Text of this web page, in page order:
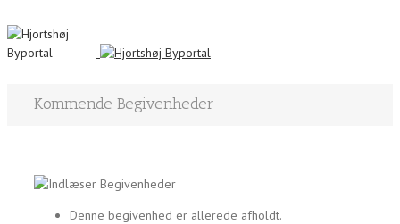
Kommende Begivenheder
Denne begivenhed er allerede afholdt.